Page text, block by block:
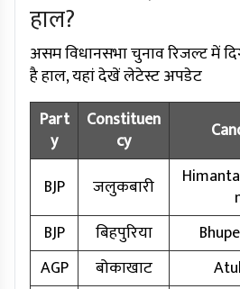
हाल?
असम विधानसभा चुनाव रिजल्ट में
है हाल, यहां देखें लेटेस्ट अपडेट
Part
y
Constituen
cy
BJP
जलुकबारी
BJP
बिहपुरिया
AGP
बोकाखाट